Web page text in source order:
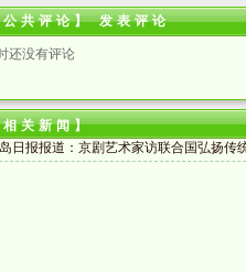
公共评论】发表评论
还没有评论
相关新闻】
日报报道：京剧艺术家访联合国弘扬传